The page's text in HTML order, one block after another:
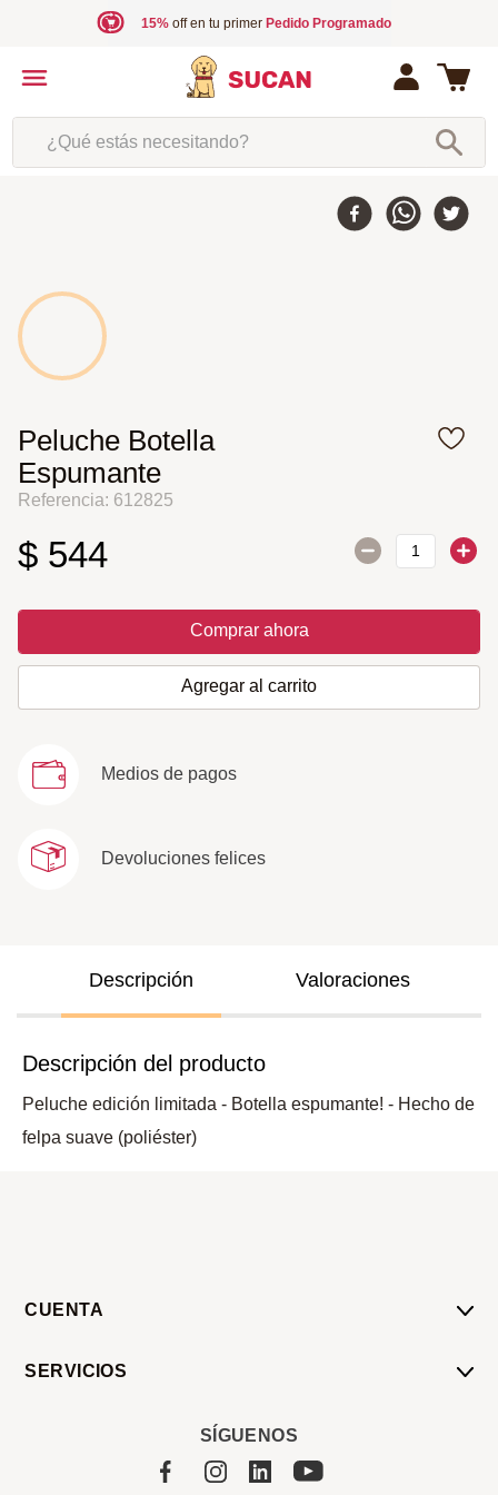
15%off en tu primer Pedido Programado
¿Qué estás necesitando?
Peluche Botella
Espumante
Referencia: 612825
$ 544
Comprar ahora
Agregar al carrito
Medios de pagos
Devoluciones felices
Descripción Valoraciones
Descripción del producto
Peluche edición limitada - Botella espumante! - Hecho de
felpa suave (poliéster)
CUENTA
SERVICIOS
SÍGUENOS